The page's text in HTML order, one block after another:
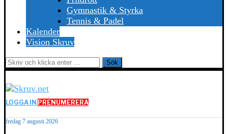
Gymnastik & Styrka
Tennis & Padel
Kalender
Vision Skruv
Sök
LOGGA IN PRENUMERERA
fredag 7 augusti 2026